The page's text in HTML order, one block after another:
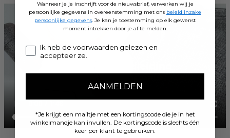
Wanneer je je inschrijft voor de nieuwsbrief, verwerken wij je
persoonlijke gegevens in overeenstemming met ons beleid inzake
persoonlijke gegevens. Je kan je toestemming op elk gewenst
moment intrekken door je af te melden.
ConsentIk heb de voorwaarden gelezen en
accepteer ze.
AANMELDEN
*Je krijgt een mailtje met een kortingscode die je in het
winkelmandje kan invullen. De kortingscode is slechts één
keer per klant te gebruiken.